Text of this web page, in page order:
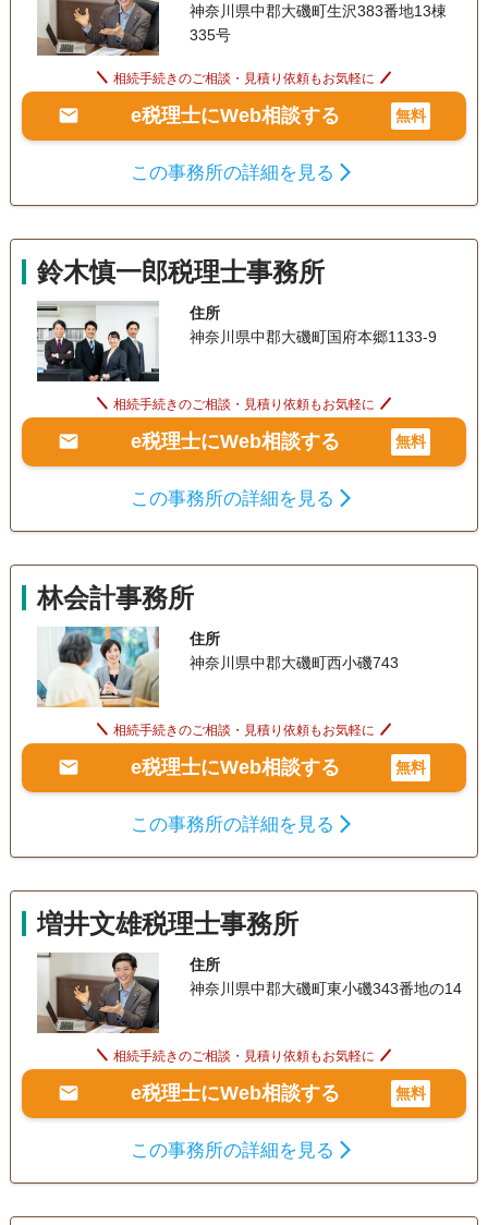
神奈川県中郡大磯町生沢383番地13棟
335号
相続手続きのご相談・見積り依頼もお気軽に
e税理士にWeb相談する 無料
この事務所の詳細を見る
鈴木慎一郎税理士事務所
住所
神奈川県中郡大磯町国府本郷1133-9
相続手続きのご相談・見積り依頼もお気軽に
e税理士にWeb相談する 無料
この事務所の詳細を見る
林会計事務所
住所
神奈川県中郡大磯町西小磯743
相続手続きのご相談・見積り依頼もお気軽に
e税理士にWeb相談する 無料
この事務所の詳細を見る
増井文雄税理士事務所
住所
神奈川県中郡大磯町東小磯343番地の14
相続手続きのご相談・見積り依頼もお気軽に
e税理士にWeb相談する 無料
この事務所の詳細を見る